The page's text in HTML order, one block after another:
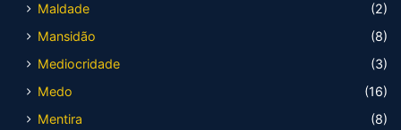
Maldade
(2)
Mansidão
(8)
Mediocridade
(3)
Medo
(16)
Mentira
(8)